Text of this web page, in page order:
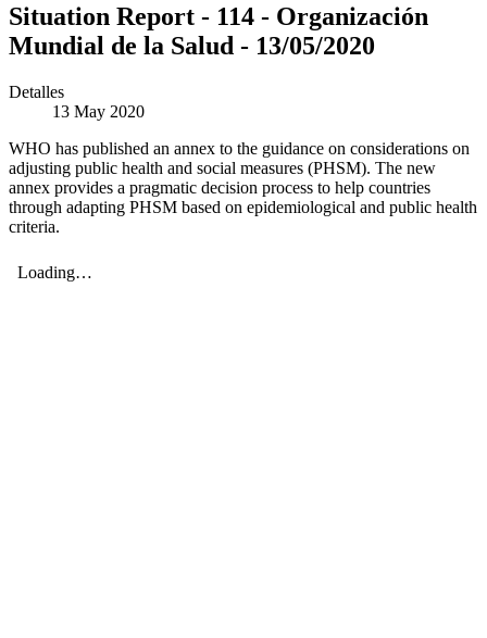
Situation Report - 114 - Organización
Mundial de la Salud - 13/05/2020
Detalles
13 May 2020
WHO has published an annex to the guidance on considerations on
adjusting public health and social measures (PHSM). The new
annex provides a pragmatic decision process to help countries
through adapting PHSM based on epidemiological and public health
criteria.